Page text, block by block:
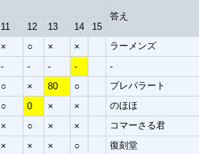
答え
11 12 13 14
15
× ○ × ×
ラーメンズ
- - - -
-
○ × 80 ○
プレパラート
○ 0 × ×
のほほ
× ○ × ×
コマーさる君
× × × ○
復刻堂